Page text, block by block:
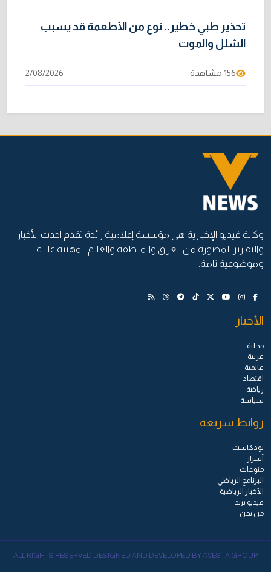
تحذير طبي خطير.. نوع من الأطعمة قد يسبب
الشلل والموت
156 مشاهدة 2/08/2026
وكالة فيديو الإخبارية هي مؤسسة إعلامية رائدة تقدم أحدث الأخبار
والتقارير المصورة من العراق والمنطقة والعالم، بمهنية عالية
وموضوعية تامة.
الأخبار
محلية
عربية
عالمية
اقتصاد
رياضة
سياسة
روابط سريعة
بودكاست
أسرار
منوعات
البرنامج الرياضي
الأخبار الرياضية
فيديو ترند
من نحن
ALL RIGHTS RESERVED DESIGNED AND DEVELOPED BY AVESTA GROUP